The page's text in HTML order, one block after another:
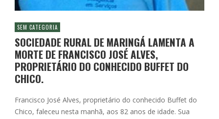
SEM CATEGORIA
SOCIEDADE RURAL DE MARINGÁ LAMENTA A
MORTE DE FRANCISCO JOSÉ ALVES,
PROPRIETÁRIO DO CONHECIDO BUFFET DO
CHICO.
Francisco José Alves, proprietário do conhecido Buffet do
Chico, faleceu nesta manhã, aos 82 anos de idade. Sua